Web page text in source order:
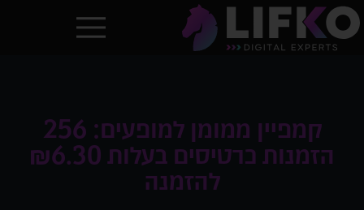
קמפיין ממומן למופעים: 256
הזמנות כרטיסים בעלות ₪6.30
להזמנה